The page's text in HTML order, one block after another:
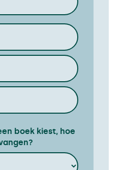
boek kiest, hoe